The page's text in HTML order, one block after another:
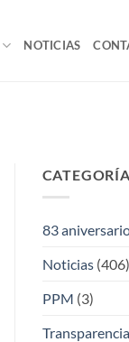
NOTICIAS
83
Noticias(406)
PPM (3)
Transparencia